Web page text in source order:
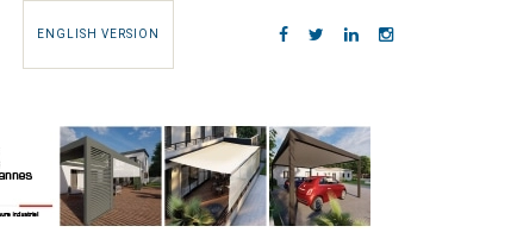
ENGLISH VERSION